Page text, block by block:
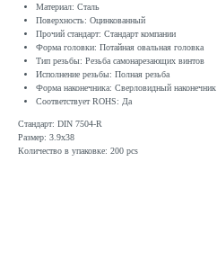
Материал: Сталь
Поверхность: Оцинкованный
Прочий стандарт: Стандарт компании
Форма головки: Потайная овальная головка
Тип резьбы: Резьба самонарезающих винтов
Исполнение резьбы: Полная резьба
Форма наконечника: Сверловидный наконечник
Соответствует ROHS: Да
Стандарт: DIN 7504-R
Размер: 3.9x38
Количество в упаковке: 200 pcs